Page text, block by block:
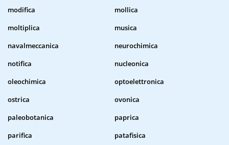
modifica
mollica
moltiplica
musica
navalmeccanica
neurochimica
notifica
nucleonica
oleochimica
optoelettronica
ostrica
ovonica
paleobotanica
paprica
parifica
patafisica